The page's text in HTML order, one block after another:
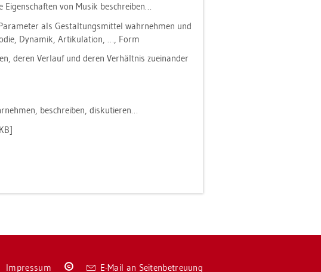
von Musik be­schrei­ben…
als Ge­stal­tungs­mit­tel wahr­neh­men und
Dy­na­mik, Ar­ti­ku­la­ti­on, …, Form
deren Ver­lauf und deren Ver­hält­nis zu­ein­an­der
be­schrei­ben, dis­ku­tie­ren…
Im­pres­sum Co­ E-Mail an Sei­ten­be­treu­ung